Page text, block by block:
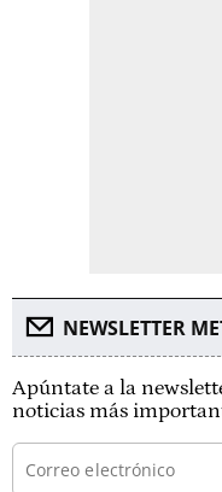
NEWSLETTER
Apúntate a la
noticias más